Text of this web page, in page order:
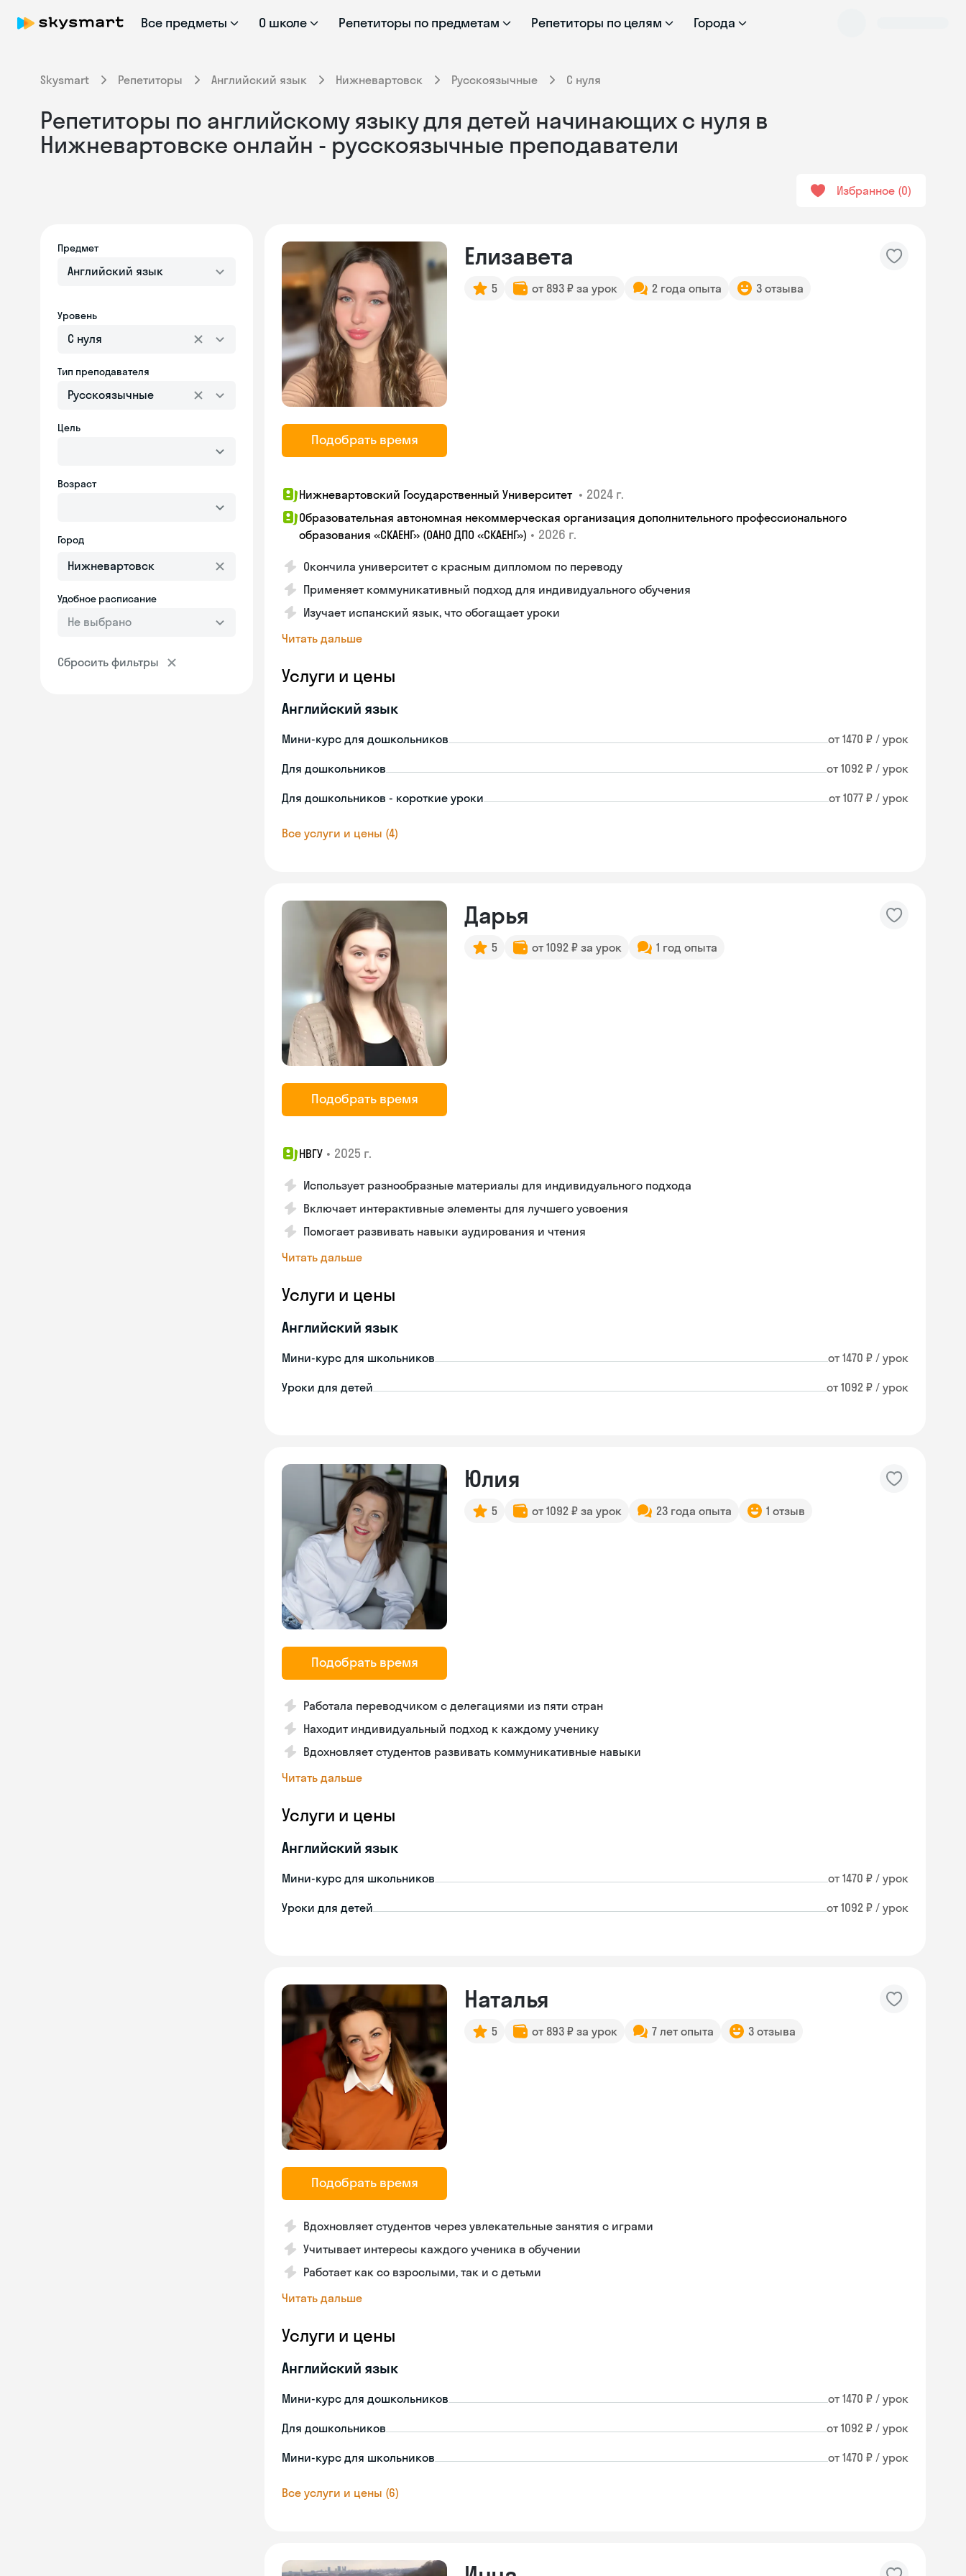
Все предметы О школе Репетиторы по предметам Репетиторы по целям Города
Skysmart Репетиторы Английский язык Нижневартовск Русскоязычные С нуля
Репетиторы по английскому языку для детей начинающих с нуля в
Нижневартовске онлайн - русскоязычные преподаватели
Избранное 0
Предмет
Английский язык
Уровень
С нуля
Тип преподавателя
Русскоязычные
Цель
Возраст
Город
Удобное расписание
Не выбрано
Сбросить фильтры
Подобрать время
Елизавета
5 от 893 ₽ за урок 2 года опыта 3 отзыва
Нижневартовский Государственный Университет • 2024 г.
Образовательная автономная некоммерческая организация дополнительного профессионального
образования «СКАЕНГ» (ОАНО ДПО «СКАЕНГ») • 2026 г.
Окончила университет с красным дипломом по переводу
Применяет коммуникативный подход для индивидуального обучения
Изучает испанский язык, что обогащает уроки
Читать дальше
Услуги и цены
Английский язык
Мини-курс для дошкольников от 1470 ₽ / урок
Для дошкольников от 1092 ₽ / урок
Для дошкольников - короткие уроки от 1077 ₽ / урок
Все услуги и цены (4)
Подобрать время
Дарья
5 от 1092 ₽ за урок 1 год опыта
НВГУ • 2025 г.
Использует разнообразные материалы для индивидуального подхода
Включает интерактивные элементы для лучшего усвоения
Помогает развивать навыки аудирования и чтения
Читать дальше
Услуги и цены
Английский язык
Мини-курс для школьников от 1470 ₽ / урок
Уроки для детей от 1092 ₽ / урок
Подобрать время
Юлия
5 от 1092 ₽ за урок 23 года опыта 1 отзыв
Работала переводчиком с делегациями из пяти стран
Находит индивидуальный подход к каждому ученику
Вдохновляет студентов развивать коммуникативные навыки
Читать дальше
Услуги и цены
Английский язык
Мини-курс для школьников от 1470 ₽ / урок
Уроки для детей от 1092 ₽ / урок
Подобрать время
Наталья
5 от 893 ₽ за урок 7 лет опыта 3 отзыва
Вдохновляет студентов через увлекательные занятия с играми
Учитывает интересы каждого ученика в обучении
Работает как со взрослыми, так и с детьми
Читать дальше
Услуги и цены
Английский язык
Мини-курс для дошкольников от 1470 ₽ / урок
Для дошкольников от 1092 ₽ / урок
Мини-курс для школьников от 1470 ₽ / урок
Все услуги и цены (6)